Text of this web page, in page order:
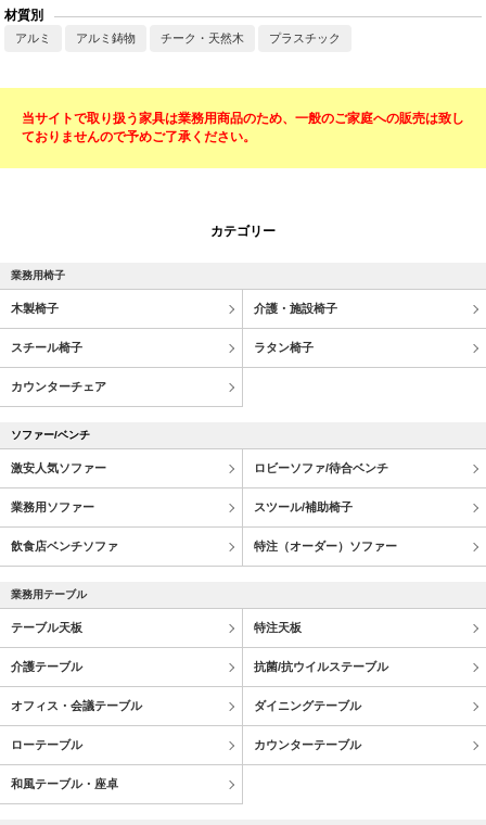
材質別
アルミ アルミ鋳物 チーク・天然木 プラスチック
当サイトで取り扱う家具は業務用商品のため、一般のご家庭への販売は致し
ておりませんので予めご了承ください。
カテゴリー
業務用椅子
木製椅子 介護・施設椅子
スチール椅子 ラタン椅子
カウンターチェア
ソファー/ベンチ
激安人気ソファー ロビーソファ/待合ベンチ
業務用ソファー スツール/補助椅子
飲食店ベンチソファ 特注（オーダー）ソファー
業務用テーブル
テーブル天板 特注天板
介護テーブル 抗菌/抗ウイルステーブル
オフィス・会議テーブル ダイニングテーブル
ローテーブル カウンターテーブル
和風テーブル・座卓